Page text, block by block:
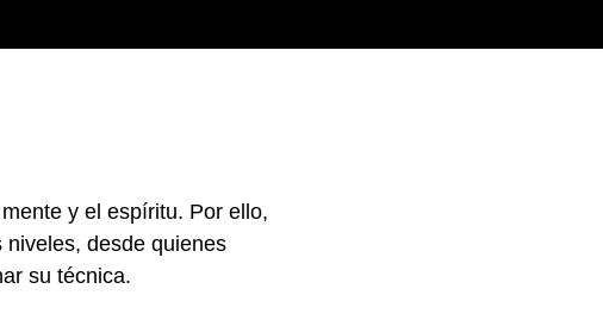
y el espíritu. Por ello,
desde quienes
su técnica.